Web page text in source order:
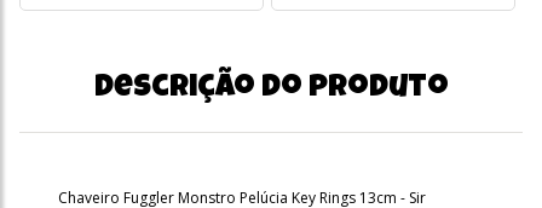
Descrição do produto
Chaveiro Fuggler Monstro Pelúcia Key Rings 13cm - Sir